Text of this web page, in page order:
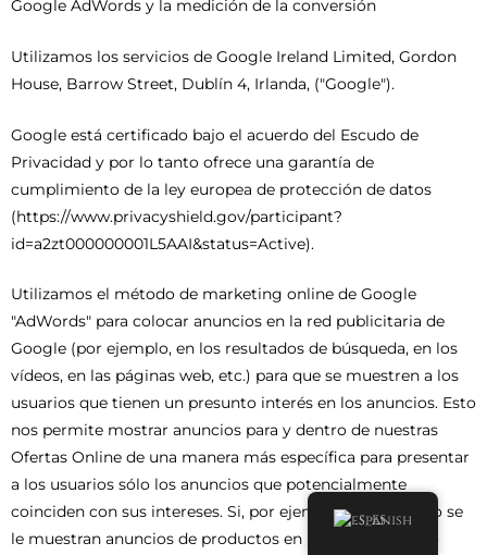
Google AdWords y la medición de la conversión
Utilizamos los servicios de Google Ireland Limited, Gordon
House, Barrow Street, Dublín 4, Irlanda, ("Google").
Google está certificado bajo el acuerdo del Escudo de
Privacidad y por lo tanto ofrece una garantía de
cumplimiento de la ley europea de protección de datos
(https://www.privacyshield.gov/participant?
id=a2zt000000001L5AAI&status=Active).
Utilizamos el método de marketing online de Google
"AdWords" para colocar anuncios en la red publicitaria de
Google (por ejemplo, en los resultados de búsqueda, en los
vídeos, en las páginas web, etc.) para que se muestren a los
usuarios que tienen un presunto interés en los anuncios. Esto
nos permite mostrar anuncios para y dentro de nuestras
Ofertas Online de una manera más específica para presentar
a los usuarios sólo los anuncios que potencialmente
coinciden con sus intereses. Si, por ejemplo, a un usuario se
le muestran anuncios de productos en los que ha estado
Spanish